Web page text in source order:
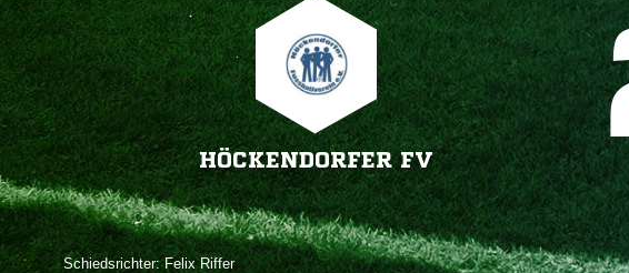
HÖCKENDORFER FV
Schiedsrichter: 